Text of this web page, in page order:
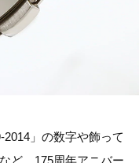
」の数字や飾って
ど、175周年アニバー